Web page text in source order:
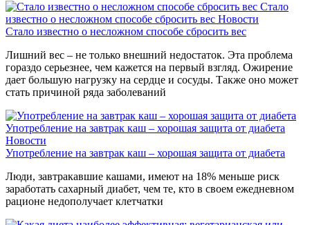
Стало
известно о несложном способе сбросить вес Новости
Стало известно о несложном способе сбросить вес
Лишний вес – не только внешний недостаток. Эта проблема
гораздо серьезнее, чем кажется на первый взгляд. Ожирение
дает большую нагрузку на сердце и сосуды. Также оно может
стать причиной ряда заболеваний
Употребление на завтрак каш – хорошая защита от диабета
Новости
Употребление на завтрак каш – хорошая защита от диабета
Люди, завтракавшие кашами, имеют на 18% меньше риск
заработать сахарный диабет, чем те, кто в своем ежедневном
рационе недополучает клетчатки